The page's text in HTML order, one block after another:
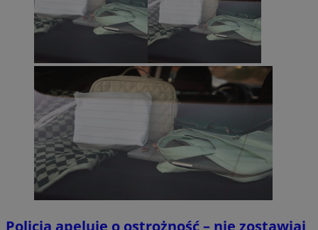
Policja apeluje o ostrożność – nie zostawiaj